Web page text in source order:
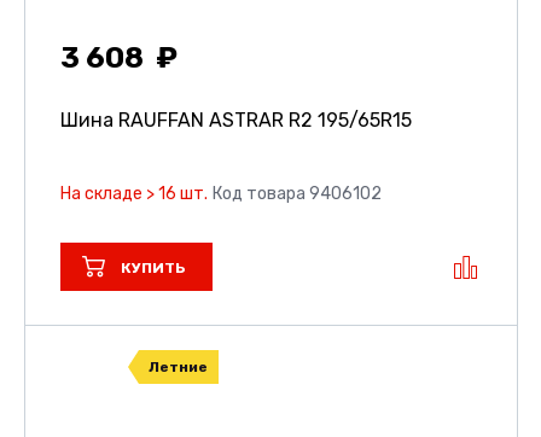
3 608
Шина RAUFFAN ASTRAR R2 195/65R15
На складе > 16 шт. Код товара 9406102
КУПИТЬ
Летние